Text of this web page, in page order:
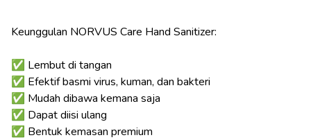
Keunggulan NORVUS Care Hand Sanitizer:
✅ Lembut di tangan
✅ Efektif basmi virus, kuman, dan bakteri
✅ Mudah dibawa kemana saja
✅ Dapat diisi ulang
✅ Bentuk kemasan premium